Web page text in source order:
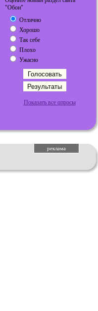
"Обои"
Отлично
Хорошо
Так себе
Плохо
Ужасно
Показать все опросы
реклама